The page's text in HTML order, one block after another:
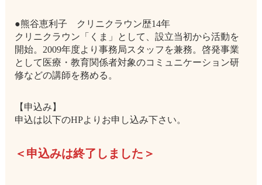
●熊谷恵利子 クリニクラウン歴14年
クリニクラウン「くま」として、設立当初から活動を
開始。2009年度より事務局スタッフを兼務。啓発事業
として医療・教育関係者対象のコミュニケーション研
修などの講師を務める。
【申込み】
申込は以下のHPよりお申し込み下さい。
＜申込みは終了しました＞